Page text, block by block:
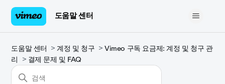
도움말 센터
도움말 센터 계정 및 청구
Vimeo 구독 요금제: 계정 및 청구 관
리
결제 문제 및 FAQ